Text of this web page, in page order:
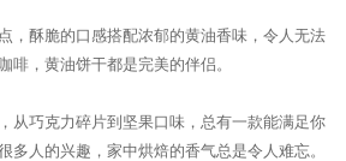
，酥脆的口感搭配浓郁的黄油香味，令人无法
啡，黄油饼干都是完美的伴侣。
从巧克力碎片到坚果口味，总有一款能满足你
多人的兴趣，家中烘焙的香气总是令人难忘。